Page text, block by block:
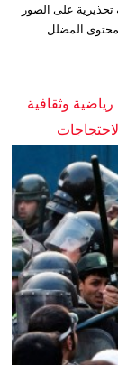
على الصور
المضلل
وثقافية